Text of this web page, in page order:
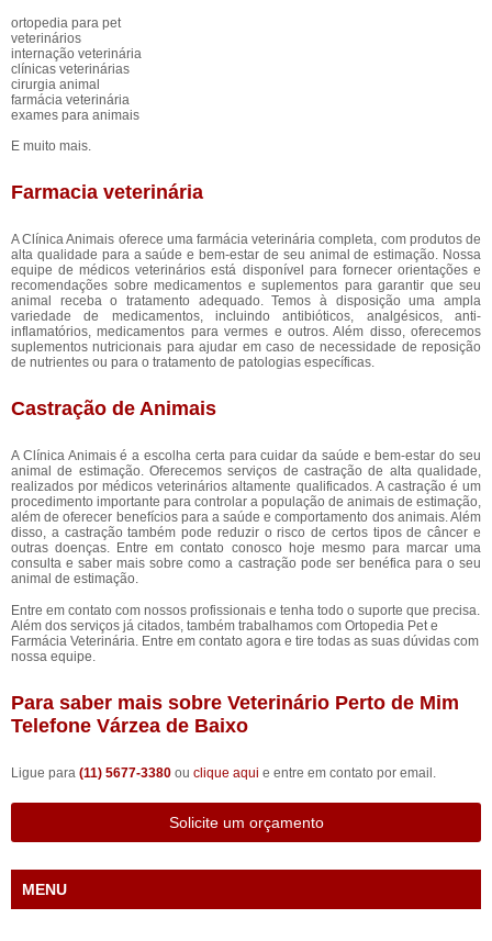
ortopedia para pet
veterinários
internação veterinária
clínicas veterinárias
cirurgia animal
farmácia veterinária
exames para animais
E muito mais.
Farmacia veterinária
A Clínica Animais oferece uma farmácia veterinária completa, com produtos de
alta qualidade para a saúde e bem-estar de seu animal de estimação. Nossa
equipe de médicos veterinários está disponível para fornecer orientações e
recomendações sobre medicamentos e suplementos para garantir que seu
animal receba o tratamento adequado. Temos à disposição uma ampla
variedade de medicamentos, incluindo antibióticos, analgésicos, anti-
inflamatórios, medicamentos para vermes e outros. Além disso, oferecemos
suplementos nutricionais para ajudar em caso de necessidade de reposição
de nutrientes ou para o tratamento de patologias específicas.
Castração de Animais
A Clínica Animais é a escolha certa para cuidar da saúde e bem-estar do seu
animal de estimação. Oferecemos serviços de castração de alta qualidade,
realizados por médicos veterinários altamente qualificados. A castração é um
procedimento importante para controlar a população de animais de estimação,
além de oferecer benefícios para a saúde e comportamento dos animais. Além
disso, a castração também pode reduzir o risco de certos tipos de câncer e
outras doenças. Entre em contato conosco hoje mesmo para marcar uma
consulta e saber mais sobre como a castração pode ser benéfica para o seu
animal de estimação.
Entre em contato com nossos profissionais e tenha todo o suporte que precisa.
Além dos serviços já citados, também trabalhamos com Ortopedia Pet e
Farmácia Veterinária. Entre em contato agora e tire todas as suas dúvidas com
nossa equipe.
Para saber mais sobre Veterinário Perto de Mim
Telefone Várzea de Baixo
Ligue para (11) 5677-3380 ou clique aqui e entre em contato por email.
Solicite um orçamento
MENU